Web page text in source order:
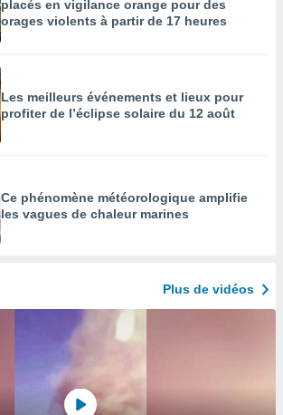
placés en vigilance orange pour des
orages violents à partir de 17 heures
Les meilleurs événements et lieux pour
profiter de l’éclipse solaire du 12 août
Ce phénomène météorologique amplifie
les vagues de chaleur marines
Plus de vidéos